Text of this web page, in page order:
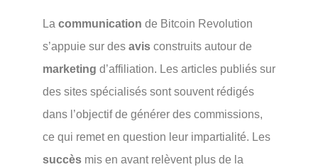
La communication de Bitcoin Revolution
s’appuie sur des avis construits autour de
marketing d’affiliation. Les articles publiés sur
des sites spécialisés sont souvent rédigés
dans l’objectif de générer des commissions,
ce qui remet en question leur impartialité. Les
succès mis en avant relèvent plus de la